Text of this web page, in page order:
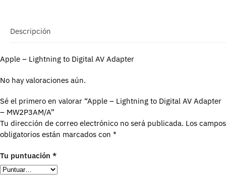
Descripción
Apple – Lightning to Digital AV Adapter
No hay valoraciones aún.
Sé el primero en valorar “Apple – Lightning to Digital AV Adapter
– MW2P3AM/A”
Tu dirección de correo electrónico no será publicada. Los campos
obligatorios están marcados con *
Tu puntuación *